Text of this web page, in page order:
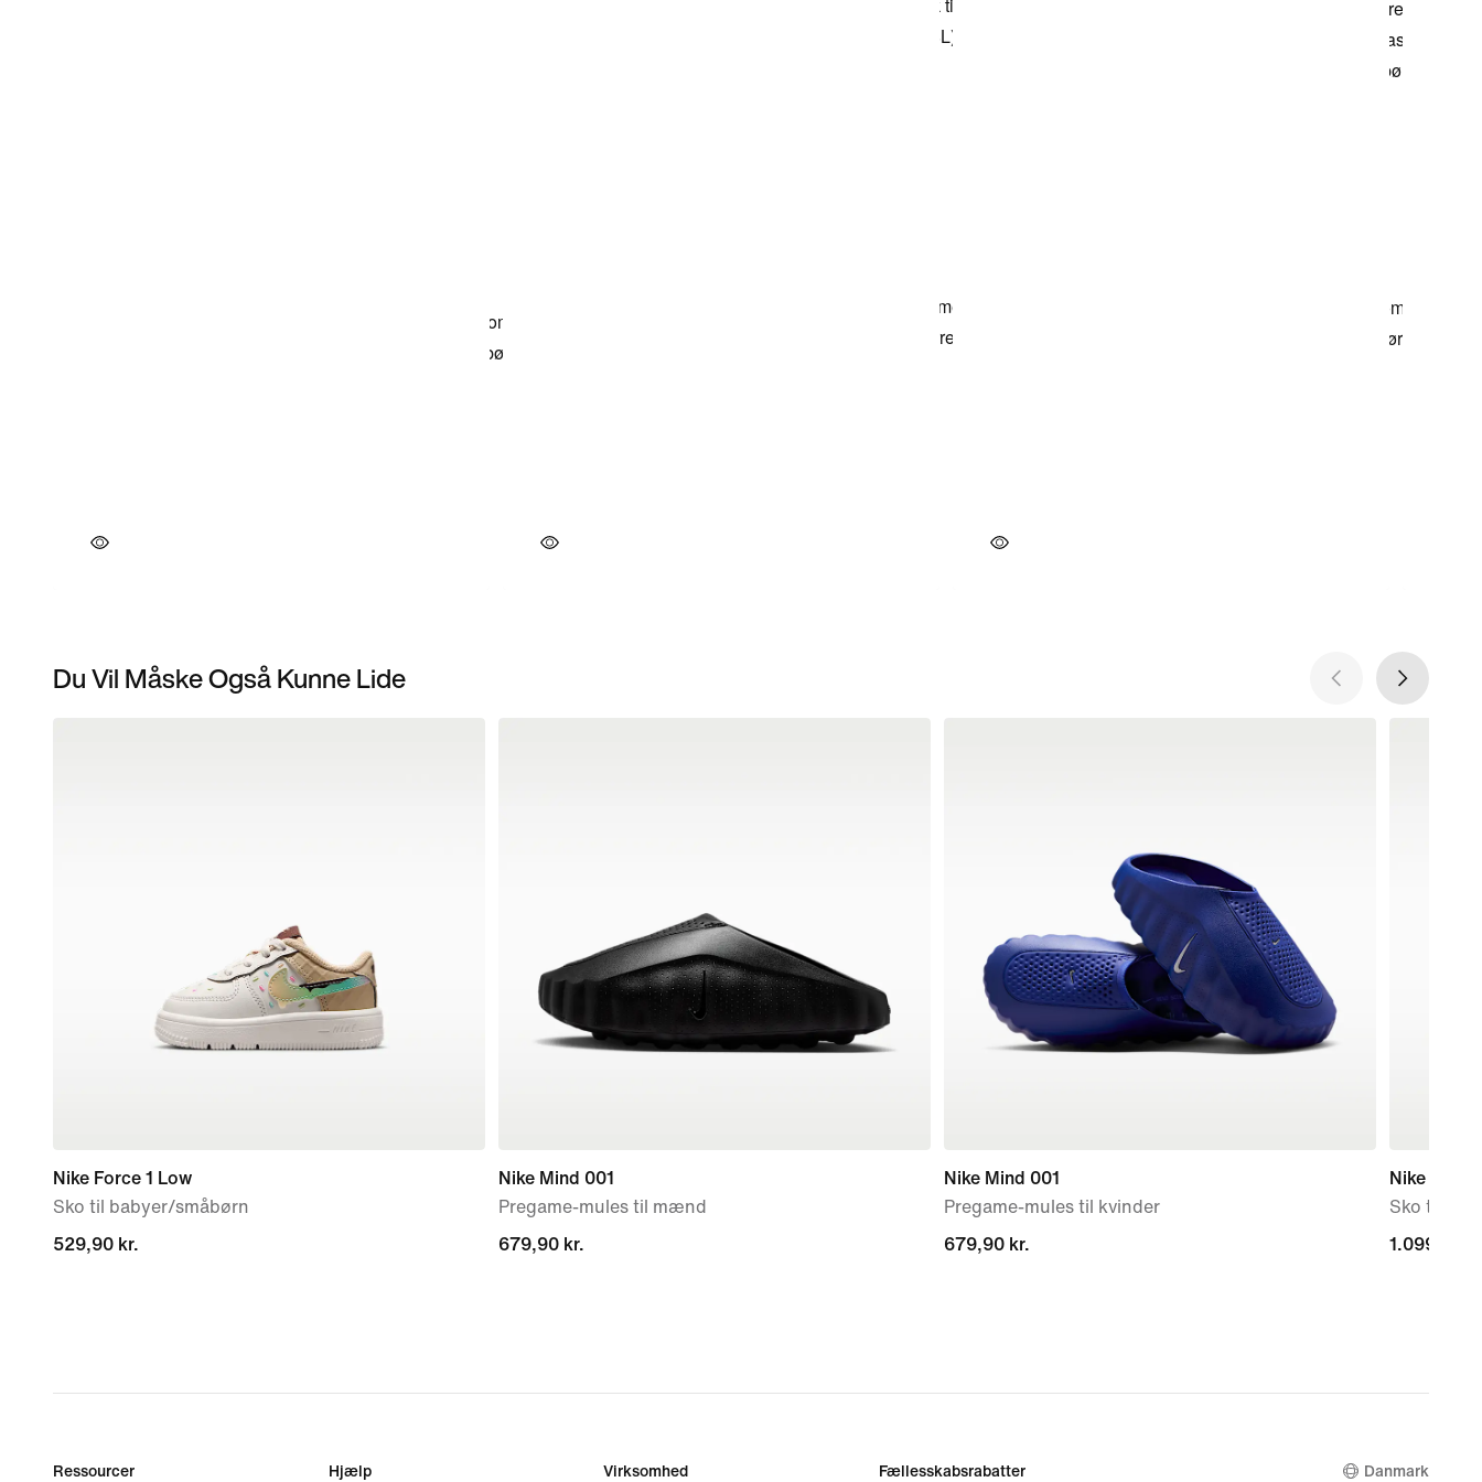
Du Vil Måske Også Kunne Lide
Nike Force 1 Low
Sko til babyer/småbørn
529,90 kr.
529,90 kr.
Nike Mind 001
Pregame-mules til mænd
679,90 kr.
679,90 kr.
Nike Mind 001
Pregame-mules til kvinder
679,90 kr.
679,90 kr.
Nike Air
Sko til
1.099,00
1.099,00
Ressourcer Hjælp Virksomhed Fællesskabsrabatter Danmark